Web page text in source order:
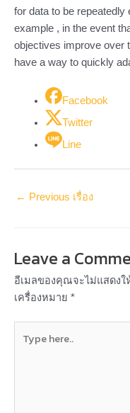
for data to be repeatedly
example , in the event
objectives improve over
have a way to quickly
Facebook
Twitter
Line
← Previous เรื่อง
Leave a
อีเมลของคุณจะไม่แสดง
เครื่องหมาย *
here..